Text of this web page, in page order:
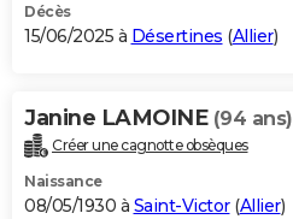
Décès
15/06/2025 à Désertines (Allier)
Janine LAMOINE (94 ans)
Créer une cagnotte obsèques
Naissance
08/05/1930 à Saint-Victor(Allier)